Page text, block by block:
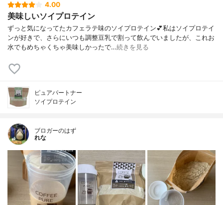
4.00
美味しいソイプロテイン
ずっと気になってたカフェラテ味のソイプロテイン💕私はソイプロテイ
ンが好きで、さらにいつも調整豆乳で割って飲んでいましたが、これお
水でもめちゃくちゃ美味しかったで…続きを見る
ピュアパートナー
ソイプロテイン
ブロガーのはず
れな